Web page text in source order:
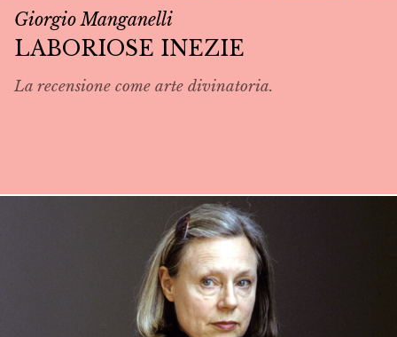
Giorgio Manganelli
LABORIOSE INEZIE
La recensione come arte divinatoria.